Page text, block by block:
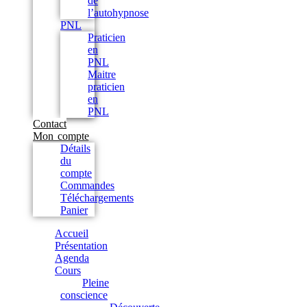
l’autohypnose
PNL
Praticien
en
PNL
Maitre
praticien
en
PNL
Contact
Mon compte
Détails
du
compte
Commandes
Téléchargements
Panier
Accueil
Présentation
Agenda
Cours
Pleine
conscience